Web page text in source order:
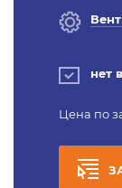
нет
Цена по